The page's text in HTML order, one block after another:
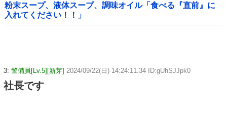
粉末スープ、液体スープ、調味オイル「食べる『直前』に
入れてください！！」
3: 警備員[Lv.5][新芽] 2024/09/22(日) 14:24:11.34 ID:gUhSJJpk0
社長です